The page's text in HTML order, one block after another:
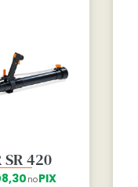
SR 420
noPIX